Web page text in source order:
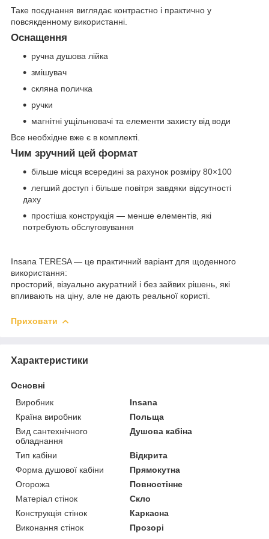
Таке поєднання виглядає контрастно і практично у
повсякденному використанні.
Оснащення
ручна душова лійка
змішувач
скляна поличка
ручки
магнітні ущільнювачі та елементи захисту від води
Все необхідне вже є в комплекті.
Чим зручний цей формат
більше місця всередині за рахунок розміру 80×100
легший доступ і більше повітря завдяки відсутності
даху
простіша конструкція — менше елементів, які
потребують обслуговування
Insana TERESA — це практичний варіант для щоденного
використання:
просторий, візуально акуратний і без зайвих рішень, які
впливають на ціну, але не дають реальної користі.
Приховати
Характеристики
Основні
Виробник
Insana
Країна виробник
Польща
Вид сантехнічного
обладнання
Душова кабіна
Тип кабіни
Відкрита
Форма душової кабіни
Прямокутна
Огорожа
Повностінне
Матеріал стінок
Скло
Конструкція стінок
Каркасна
Виконання стінок
Прозорі